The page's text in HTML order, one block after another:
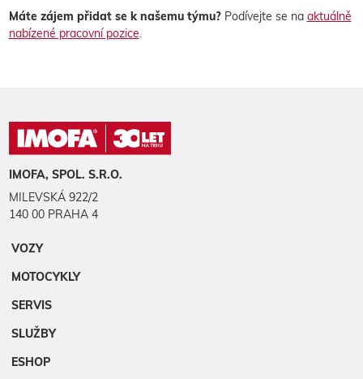
Máte zájem přidat se k našemu týmu?Podívejte se na aktuálně
nabízené pracovní pozice.
IMOFA, SPOL. S.R.O.
MILEVSKÁ 922/2
140 00 PRAHA 4
VOZY
MOTOCYKLY
SERVIS
SLUŽBY
ESHOP